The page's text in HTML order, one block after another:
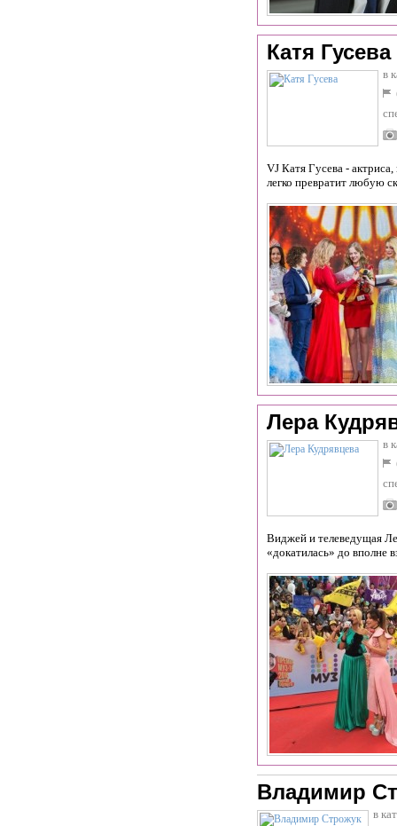
Катя Гусева
в
VJ Катя Гусева -
легко превратит любую
Лера
в
Виджей и телеведущая
«докатилась» до
Владимир
в